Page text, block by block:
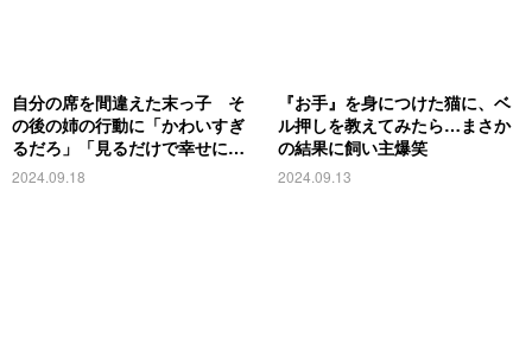
自分の席を間違えた末っ子 そ
の後の姉の行動に「かわいすぎ
るだろ」「見るだけで幸せにな
る」
2024.09.18
『お手』を身につけた猫に、ベ
ル押しを教えてみたら…まさか
の結果に飼い主爆笑
2024.09.13